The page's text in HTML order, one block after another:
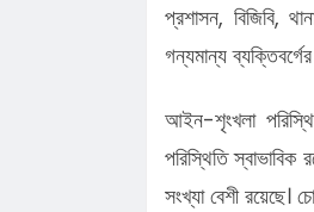
প্রশাসন, বিজিবি,
গন্যমান্য
আইন-শৃংখলা
পরিস্থিতি স্বাভাবিক
সংখ্যা বেশী রয়েছে।